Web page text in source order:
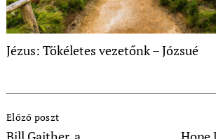
Jézus: Tökéletes vezetőnk – Józsué
Navigation
Előző poszt